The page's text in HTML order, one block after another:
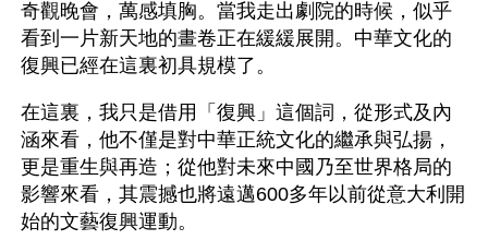
奇觀晚會，萬感填胸。當我走出劇院的時候，似乎
看到一片新天地的畫卷正在緩緩展開。中華文化的
復興已經在這裏初具規模了。
在這裏，我只是借用「復興」這個詞，從形式及內
涵來看，他不僅是對中華正統文化的繼承與弘揚，
更是重生與再造；從他對未來中國乃至世界格局的
影響來看，其震撼也將遠邁600多年以前從意大利開
始的文藝復興運動。